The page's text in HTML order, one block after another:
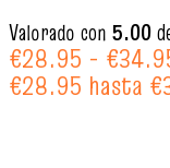
Valorado con 5.00
€28.95 - €
€28.95 hasta